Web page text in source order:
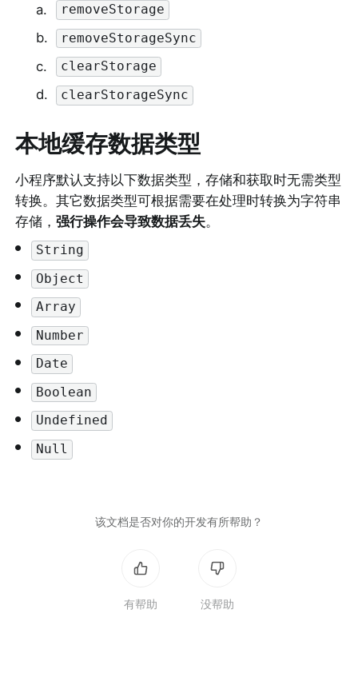
a. removeStorage
b. removeStorageSync
c. clearStorage
d. clearStorageSync
本地缓存数据类型
小程序默认支持以下数据类型，存储和获取时无需类型
转换。其它数据类型可根据需要在处理时转换为字符串
存储，强行操作会导致数据丢失。
• String
• Object
• Array
• Number
• Date
• Boolean
• Undefined
• Null
该文档是否对你的开发有所帮助？
有帮助 没帮助